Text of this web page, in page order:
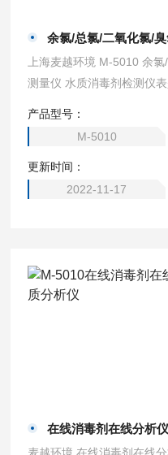
余氯/总氯/二氧化氯/臭氧-
上海麦越环境 M-5010 余
测量仪 水质消毒剂检测仪
果，或对水中消毒剂残留量
产品型号：
M-5010
更新时间：
2022-11-17
在线消毒剂在线分析